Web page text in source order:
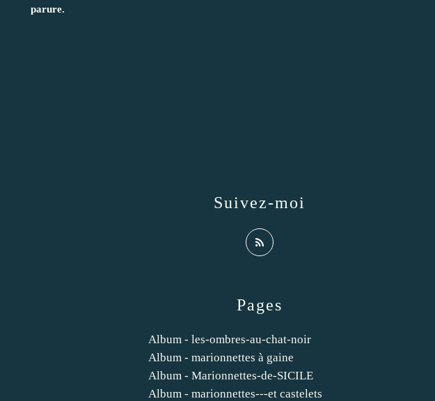
parure.
Pages
Album - les-ombres-au-chat-noir
Album - marionnettes à gaine
Album - Marionnettes-de-SICILE
Album - marionnettes---et castelets
Suivez-moi